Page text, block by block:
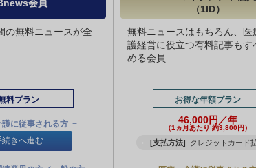
会員
の無料ニュースが全
料プラン
護に従事される方
続きへ進む
（1ID）
無料ニュースはもちろん、医
護経営に役立つ有料記事もす
める会員
お得な年額プラン
46,000円／年
（1ヵ月あたり 約3,800円）
[支払方法] クレジットカード